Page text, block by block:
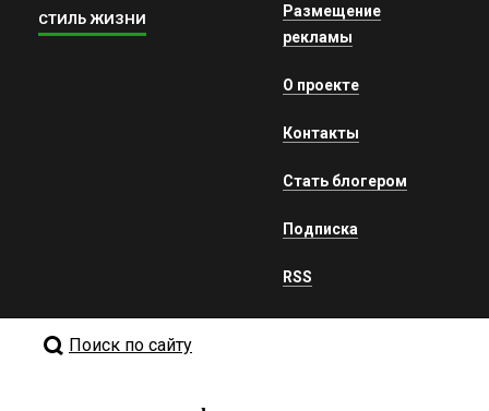
СТИЛЬ ЖИЗНИ
Размещение
рекламы
О проекте
Контакты
Стать блогером
Подписка
RSS
Поиск по сайту